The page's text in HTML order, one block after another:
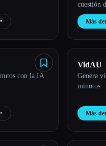
cuestión
Más
con la IA
VidAU
Genera
minutos
Más